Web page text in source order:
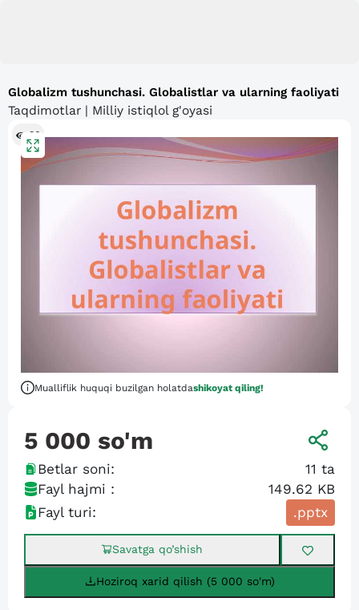
Globalizm tushunchasi. Globalistlar va ularning faoliyati
Taqdimotlar | Milliy istiqlol g'oyasi
86
Mualliflik huquqi buzilgan holatdashikoyat qiling!
5 000 so'm
Betlar soni: 11 ta
Fayl hajmi :
149.62 KB
Fayl turi:
.pptx
Savatga qo’shish
Hoziroq xarid qilish (5 000 so'm)